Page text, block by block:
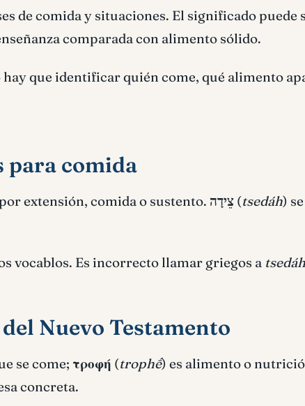
de comida y situaciones. El significado
comparada con alimento sólido.
que identificar quién come, qué alimento
para comida
extensión, comida o sustento. צֵידָה (tsedáh)
vocablos. Es incorrecto llamar griegos a tsedáh
Nuevo Testamento
se come; τροφή (trophḗ) es alimento o
concreta.